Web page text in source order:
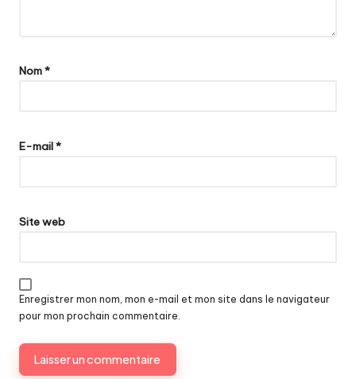
Nom*
E-mail*
Site web
Enregistrer mon nom, mon e-mail et mon site dans le navigateur
pour mon prochain commentaire.